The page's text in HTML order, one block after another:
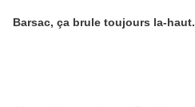
Barsac, ça brule toujours la-haut.